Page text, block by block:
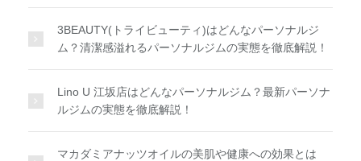
3BEAUTY(トライビューティ)はどんなパーソナルジ
ム？清潔感溢れるパーソナルジムの実態を徹底解説！
Lino U 江坂店はどんなパーソナルジム？最新パーソナ
ルジムの実態を徹底解説！
マカダミアナッツオイルの美肌や健康への効果とは